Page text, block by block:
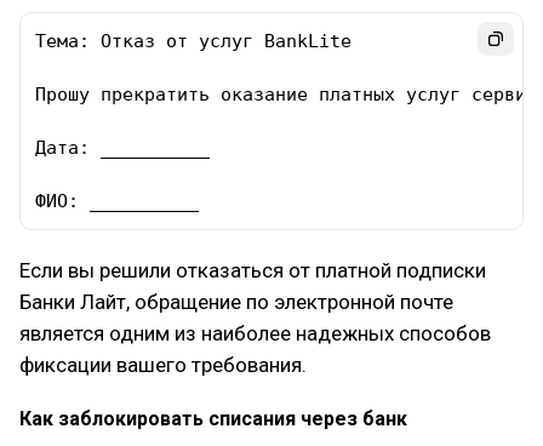
Тема: Отказ от услуг BankLite
Прошу прекратить оказание платных услуг
Дата: __________
ФИО: __________
Если вы решили отказаться от платной подписки
Банки Лайт, обращение по электронной почте
является одним из наиболее надежных способов
фиксации вашего требования.
Как заблокировать списания через банк